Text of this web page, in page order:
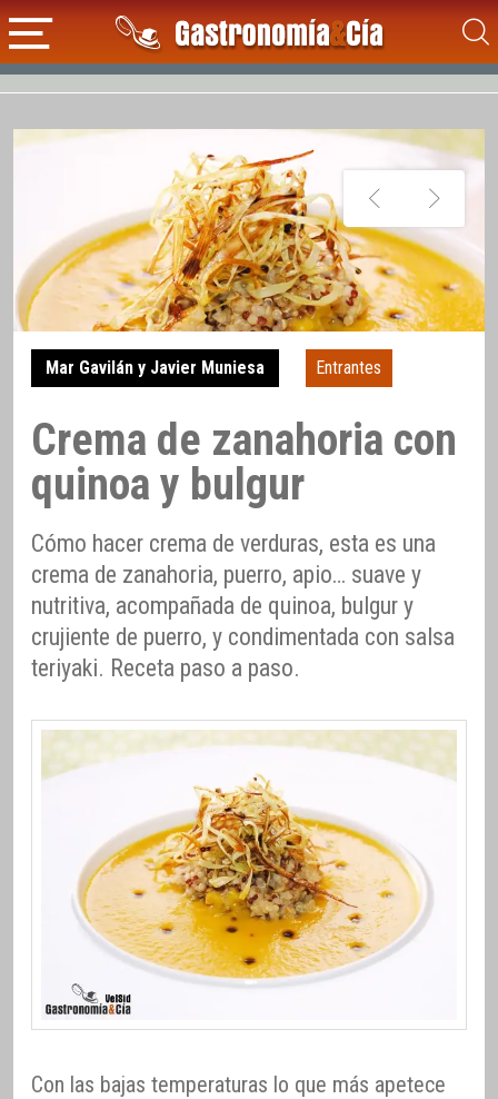
Mar Gavilán y Javier Muniesa Entrantes
Crema de zanahoria con
quinoa y bulgur
Cómo hacer crema de verduras, esta es una
crema de zanahoria, puerro, apio… suave y
nutritiva, acompañada de quinoa, bulgur y
crujiente de puerro, y condimentada con salsa
teriyaki. Receta paso a paso.
Con las bajas temperaturas lo que más apetece